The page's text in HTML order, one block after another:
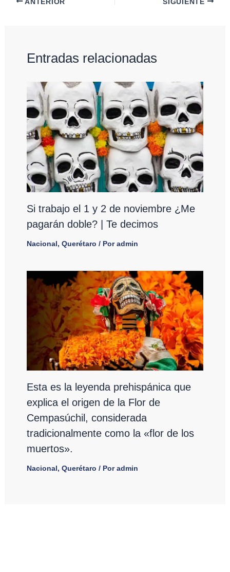
Entradas relacionadas
Si trabajo el 1 y 2 de noviembre ¿Me
pagarán doble? | Te decimos
Nacional, Querétaro / Poradmin
Esta es la leyenda prehispánica que
explica el origen de la Flor de
Cempasúchil, considerada
tradicionalmente como la «flor de los
muertos».
Nacional, Querétaro / Poradmin